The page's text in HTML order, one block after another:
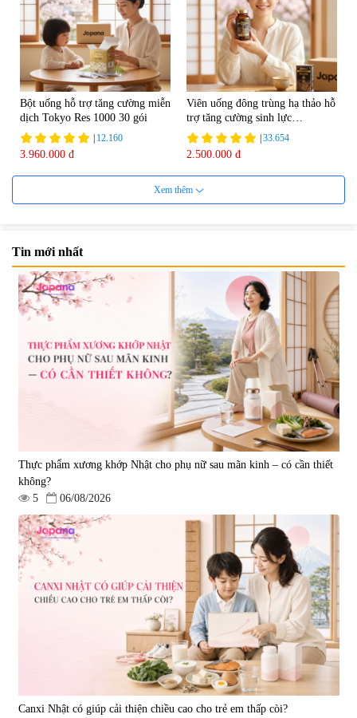
Bột uống hỗ trợ tăng cường miễn
dịch Tokyo Res 1000 30 gói
12.160
3.960.000 đ
Viên uống đông trùng hạ thảo hỗ
trợ tăng cường sinh lực
Tohchukasou Premium Yo
Group 180 viên - Date 08/2027
33.654
2.500.000 đ
Mặt Nạ Nichiei Bussan Nano
miếng)
0
1.890.000 đ
Viên uống bổ não Ribeto Shoji
Ichoha Ekisu Plus - 90 viên
|57.920
1.450.000 đ
Viên uống hỗ trợ tăng cường
sinh lý nam Fujina Monster Shot
150 viên
880.000 đ
Viên uống chống lão hóa, tăng
sức khỏe Yangmiwa NMN 60
viên
|42.588
5.500.000 đ
Xem thêm
Tin mới nhất
Thực phẩm xương khớp Nhật cho phụ nữ sau mãn kinh – có cần thiết
không?
5
06/08/2026
Canxi Nhật có giúp cải thiện chiều cao cho trẻ em thấp còi?